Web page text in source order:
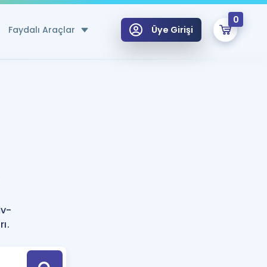
Faydalı Araçlar
Hesaplama Aracı
için Öneriler
Tek Takvimde
Üye Girişi
0
Hoca ile seni sınava hazırlayacak onlarca eğitim seni bekliyor!